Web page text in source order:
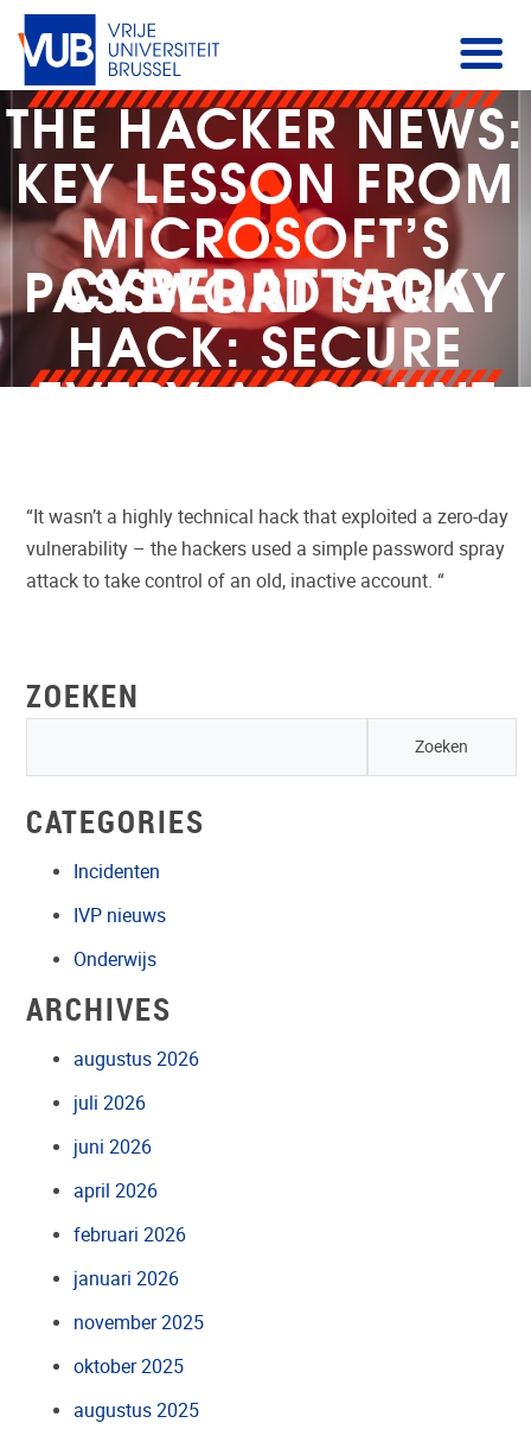
THE HACKER NEWS:
KEY LESSON FROM
MICROSOFT’S
PASSWORD SPRAY
HACK: SECURE
EVERY ACCOUNT
“It wasn’t a highly technical hack that exploited a zero-day
vulnerability – the hackers used a simple password spray
attack to take control of an old, inactive account. “
ZOEKEN
CATEGORIES
Incidenten
IVP nieuws
Onderwijs
ARCHIVES
augustus 2026
juli 2026
juni 2026
april 2026
februari 2026
januari 2026
november 2025
oktober 2025
augustus 2025